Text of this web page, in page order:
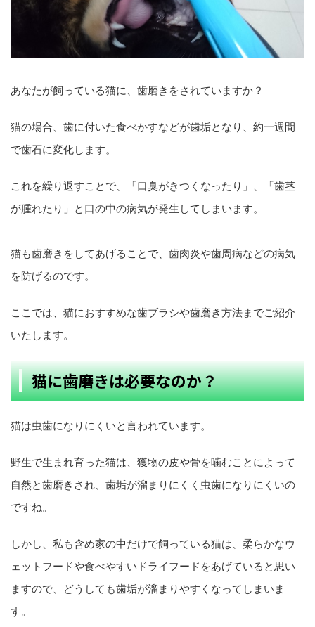
あなたが飼っている猫に、歯磨きをされていますか？
猫の場合、歯に付いた食べかすなどが歯垢となり、約一週間
で歯石に変化します。
これを繰り返すことで、「口臭がきつくなったり」、「歯茎
が腫れたり」と口の中の病気が発生してしまいます。
猫も歯磨きをしてあげることで、歯肉炎や歯周病などの病気
を防げるのです。
ここでは、猫におすすめな歯ブラシや歯磨き方法までご紹介
いたします。
猫に歯磨きは必要なのか？
猫は虫歯になりにくいと言われています。
野生で生まれ育った猫は、獲物の皮や骨を噛むことによって
自然と歯磨きされ、歯垢が溜まりにくく虫歯になりにくいの
ですね。
しかし、私も含め家の中だけで飼っている猫は、柔らかなウ
ェットフードや食べやすいドライフードをあげていると思い
ますので、どうしても歯垢が溜まりやすくなってしまいま
す。